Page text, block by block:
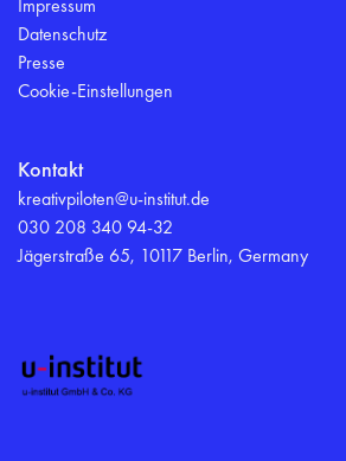
Datenschutz
Presse
Cookie-Einstellungen
Kontakt
kreativpiloten@u-institut.de
030 208 340 94-32
Jägerstraße 65, 10117 Berlin, Germany